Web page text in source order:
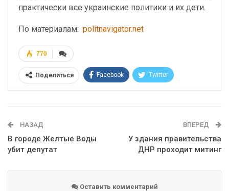
практически все украинские политики и их дети.
По материалам: politnavigator.net
770
Поделиться Facebook Twitter
НАЗАД
В городе Желтые Воды
убит депутат
ВПЕРЕД
У здания правительства
ДНР проходит митинг
Оставить комментарий